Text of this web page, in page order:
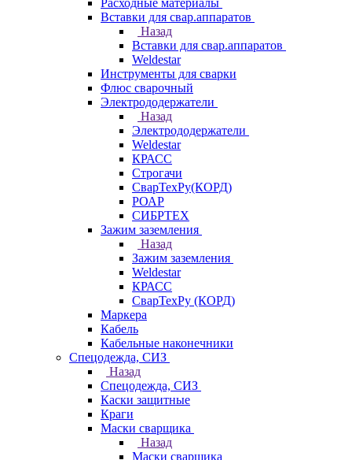
Расходные материалы
Вставки для свар.аппаратов
Назад
Вставки для свар.аппаратов
Weldestar
Инструменты для сварки
Флюс сварочный
Электрододержатели
Назад
Электрододержатели
Weldestar
КРАСС
Строгачи
СварТехРу(КОРД)
РОАР
СИБРТЕХ
Зажим заземления
Назад
Зажим заземления
Weldestar
КРАСС
СварТехРу (КОРД)
Маркера
Кабель
Кабельные наконечники
Спецодежда, СИЗ
Назад
Спецодежда, СИЗ
Каски защитные
Краги
Маски сварщика
Назад
Маски сварщика